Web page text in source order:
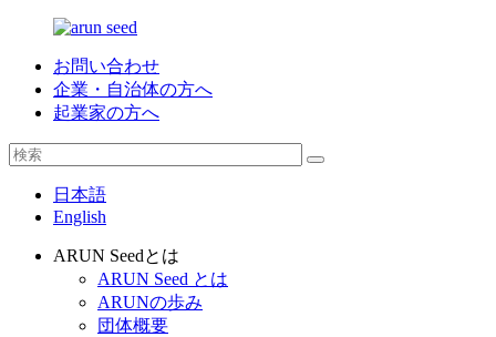
お問い合わせ
企業・自治体の方へ
起業家の方へ
日本語
English
ARUN Seedとは
ARUN Seed とは
ARUNの歩み
団体概要